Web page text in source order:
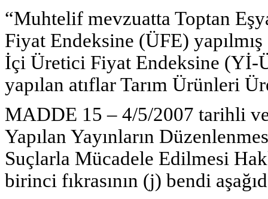
“Muhtelif mevzuatta Toptan
Fiyat Endeksine (ÜFE)
İçi Üretici Fiyat Endeksine (Yİ-
yapılan atıflar Tarım Ürünleri
MADDE 15 – 4/5/2007 tarihli ve
Yapılan Yayınların
Suçlarla Mücadele Edilmesi
birinci fıkrasının (j) bendi